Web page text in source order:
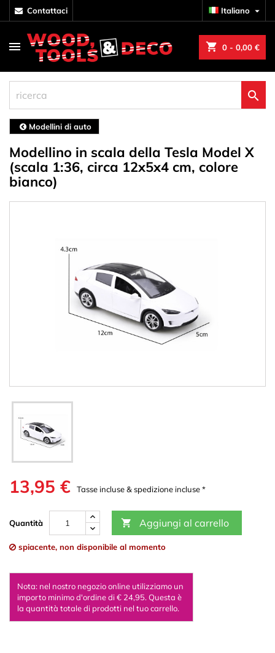
contattaci Italiano 
shopping_cart 0 - 0,00 €

Modellini di auto
Modellino in scala della Tesla Model X
(scala 1:36, circa 12x5x4 cm, colore
bianco)
13,95 € Tasse incluse & spedizione incluse *
Quantità  Aggiungi al carrello
spiacente, non disponibile al momento
Nota: nel nostro negozio online utilizziamo un
importo minimo d'ordine di € 24,95. Questa è
la quantità totale di prodotti nel tuo carrello.